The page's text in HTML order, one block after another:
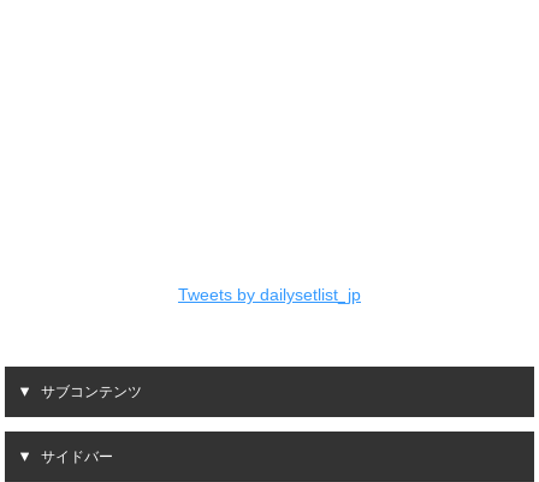
Tweets by dailysetlist_jp
サブコンテンツ
サイドバー